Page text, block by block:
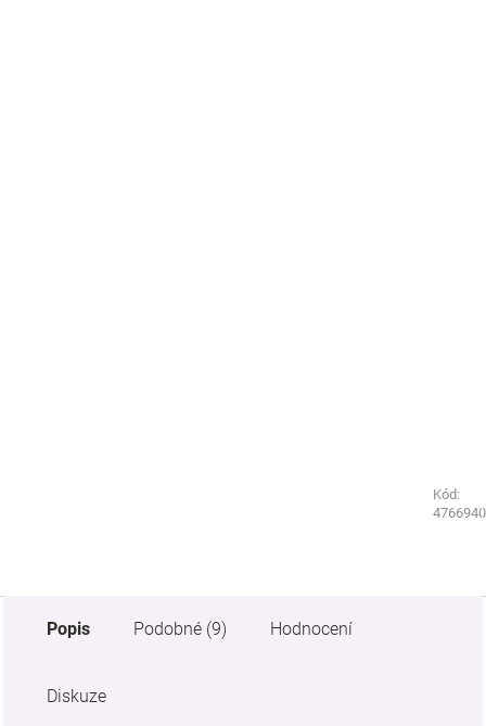
Kód:
Kód:
Popis Podobné (9) Hodnocení
Diskuze